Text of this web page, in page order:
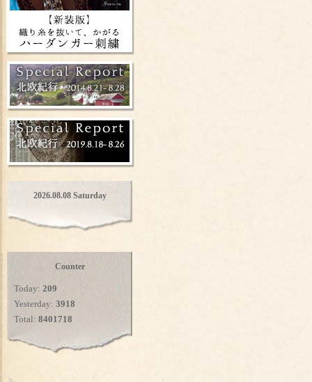
2026.08.08 Saturday
Counter
Today: 209
Yesterday: 3918
Total: 8401718